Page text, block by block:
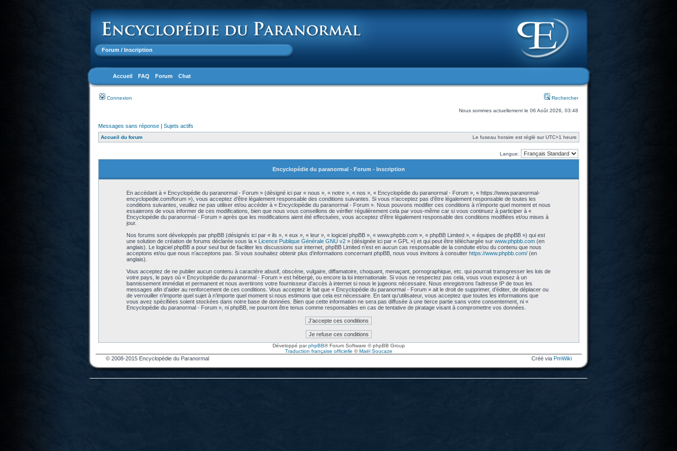
Forum / Inscription
Accueil FAQ Forum Chat
Connexion Rechercher
Nous sommes actuellement le 06 Août 2026, 03:48
Messages sans réponse| Sujets actifs
Accueil du forum Le fuseau horaire est réglé sur UTC+1 heure
Langue:
Encyclopédie du paranormal - Forum - Inscription
En accédant à « Encyclopédie du paranormal - Forum » (désigné ici par « nous », « notre », « nos », « Encyclopédie du paranormal - Forum », « https://www.paranormal-
encyclopedie.com/forum »), vous acceptez d’être légalement responsable des conditions suivantes. Si vous n’acceptez pas d’être légalement responsable de toutes les
conditions suivantes, veuillez ne pas utiliser et/ou accéder à « Encyclopédie du paranormal - Forum ». Nous pouvons modifier ces conditions à n’importe quel moment et nous
essaierons de vous informer de ces modifications, bien que nous vous conseillons de vérifier régulièrement cela par vous-même car si vous continuez à participer à «
Encyclopédie du paranormal - Forum » après que les modifications aient été effectuées, vous acceptez d’être légalement responsable des conditions modifiées et/ou mises à
jour.
Nos forums sont développés par phpBB (désignés ici par « ils », « eux », « leur », « logiciel phpBB », « www.phpbb.com », « phpBB Limited », « équipes de phpBB ») qui est
une solution de création de forums déclarée sous la « Licence Publique Générale GNU v2 » (désignée ici par « GPL ») et qui peut être téléchargée sur www.phpbb.com (en
anglais). Le logiciel phpBB a pour seul but de faciliter les discussions sur internet, phpBB Limited n’est en aucun cas responsable de la conduite et/ou du contenu que nous
acceptons et/ou que nous n’acceptons pas. Si vous souhaitez obtenir plus d’informations concernant phpBB, nous vous invitons à consulter https://www.phpbb.com/ (en
anglais).
Vous acceptez de ne publier aucun contenu à caractère abusif, obscène, vulgaire, diffamatoire, choquant, menaçant, pornographique, etc. qui pourrait transgresser les lois de
votre pays, le pays où « Encyclopédie du paranormal - Forum » est hébergé, ou encore la loi internationale. Si vous ne respectez pas cela, vous vous exposez à un
bannissement immédiat et permanent et nous avertirons votre fournisseur d’accès à internet si nous le jugeons nécessaire. Nous enregistrons l’adresse IP de tous les
messages afin d’aider au renforcement de ces conditions. Vous acceptez le fait que « Encyclopédie du paranormal - Forum » ait le droit de supprimer, d’éditer, de déplacer ou
de verrouiller n’importe quel sujet à n’importe quel moment si nous estimons que cela est nécessaire. En tant qu’utilisateur, vous acceptez que toutes les informations que
vous avez spécifiées soient stockées dans notre base de données. Bien que cette information ne sera pas diffusée à une tierce partie sans votre consentement, ni «
Encyclopédie du paranormal - Forum », ni phpBB, ne pourront être tenus comme responsables en cas de tentative de piratage visant à compromettre vos données.
Développé parphpBB® Forum Software © phpBB Group
Traduction française officielle ©Maël Soucaze
© 2008-2015 Encyclopédie du Paranormal Créé via PmWiki